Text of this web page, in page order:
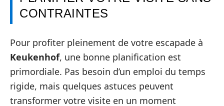
CONTRAINTES
Pour profiter pleinement de votre escapade à
Keukenhof, une bonne planification est
primordiale. Pas besoin d’un emploi du temps
rigide, mais quelques astuces peuvent
transformer votre visite en un moment